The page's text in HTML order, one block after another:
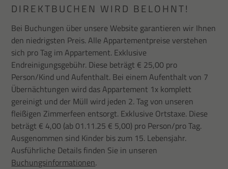
DIREKTBUCHEN WIRD BELOHNT!
Bei Buchungen über unsere Website garantieren wir Ihnen
den niedrigsten Preis. Alle Appartementpreise verstehen
sich pro Tag im Appartement. Exklusive
Endreinigungsgebühr. Diese beträgt € 25,00 pro
Person/Kind und Aufenthalt. Bei einem Aufenthalt von 7
Übernächtungen wird das Appartement 1x komplett
gereinigt und der Müll wird jeden 2. Tag von unseren
fleißigen Zimmerfeen entsorgt. Exklusive Ortstaxe. Diese
beträgt € 4,00 (ab 01.11.25 € 5,00) pro Person/pro Tag.
Ausgenommen sind Kinder bis zum 15. Lebensjahr.
Ausführliche Details finden Sie in unseren
Buchungsinformationen.